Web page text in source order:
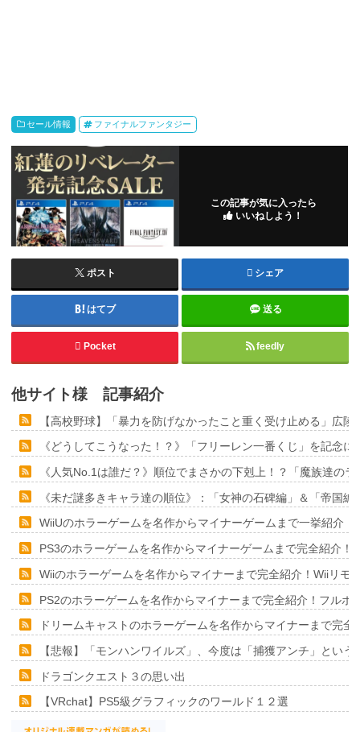
セール情報 ファイナルファンタジー
この記事が気に入ったら
いいねしよう！
ポスト シェア
はてブ 送る
Pocket feedly
他サイト様 記事紹介
【高校野球】「暴力を防げなかったこと重く受け止める」広
《どうしてこうなった！？》「フリーレン一番くじ」を記念
《人気No.1は誰だ？》順位でまさかの下剋上！？「魔族達の
《未だ謎多きキャラ達の順位》：「女神の石碑編」＆「帝国
WiiUのホラーゲームを名作からマイナーゲームまで一挙紹介
PS3のホラーゲームを名作からマイナーゲームまで完全紹介
Wiiのホラーゲームを名作からマイナーまで完全紹介！Wiiリモ
PS2のホラーゲームを名作からマイナーまで完全紹介！フルポ
ドリームキャストのホラーゲームを名作からマイナーまで完
【悲報】「モンハンワイルズ」、今度は「捕獲アンチ」とい
ドラゴンクエスト３の思い出
【VRchat】PS5級グラフィックのワールド１２選